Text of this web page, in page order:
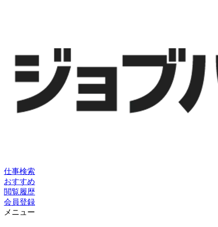
仕事検索
おすすめ
閲覧履歴
会員登録
メニュー